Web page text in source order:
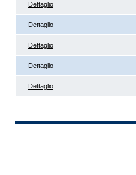
Dettaglio
Dettaglio
Dettaglio
Dettaglio
Dettaglio